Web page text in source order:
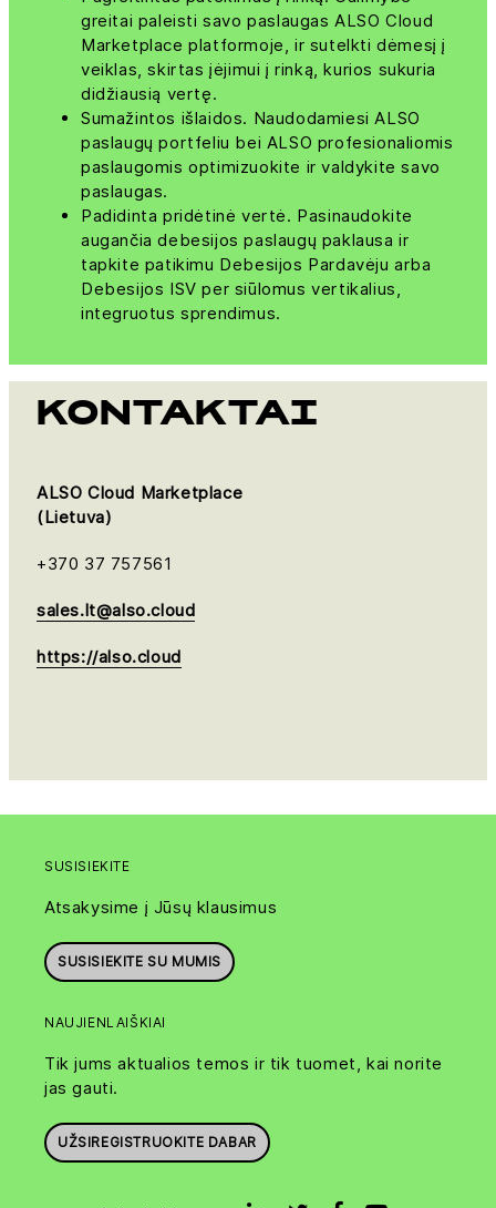
greitai paleisti savo paslaugas ALSO Cloud
Marketplace platformoje, ir sutelkti dėmesį į
veiklas, skirtas įėjimui į rinką, kurios sukuria
didžiausią vertę.
Sumažintos išlaidos. Naudodamiesi ALSO
paslaugų portfeliu bei ALSO profesionaliomis
paslaugomis optimizuokite ir valdykite savo
paslaugas.
Padidinta pridėtinė vertė. Pasinaudokite
augančia debesijos paslaugų paklausa ir
tapkite patikimu Debesijos Pardavėju arba
Debesijos ISV per siūlomus vertikalius,
integruotus sprendimus.
KONTAKTAI
ALSO Cloud Marketplace
(Lietuva)
+370 37 757561
sales.lt@also.cloud
https://also.cloud
SUSISIEKITE
Atsakysime į Jūsų klausimus
SUSISIEKITE SU MUMIS
NAUJIENLAIŠKIAI
Tik jums aktualios temos ir tik tuomet, kai norite
jas gauti.
UŽSIREGISTRUOKITE DABAR